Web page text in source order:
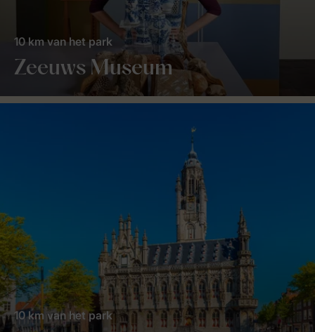
Zeeuws Museum
10 km van het park
10 km van het park